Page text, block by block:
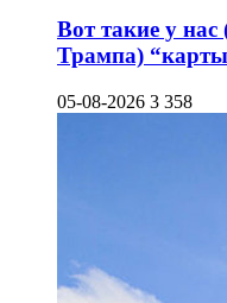
Вот такие у нас
Трампа)
05-08-2026 3 358